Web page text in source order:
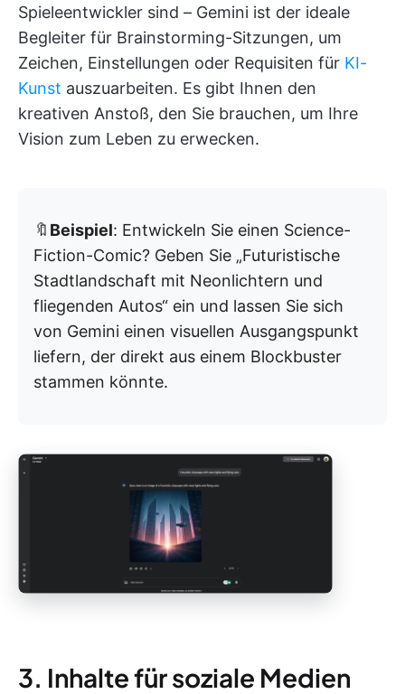
Spieleentwickler sind – Gemini ist der ideale
Begleiter für Brainstorming-Sitzungen, um
Zeichen, Einstellungen oder Requisiten für KI-
Kunst auszuarbeiten. Es gibt Ihnen den
kreativen Anstoß, den Sie brauchen, um Ihre
Vision zum Leben zu erwecken.
🔖 Beispiel: Entwickeln Sie einen Science-
Fiction-Comic? Geben Sie „Futuristische
Stadtlandschaft mit Neonlichtern und
fliegenden Autos“ ein und lassen Sie sich
von Gemini einen visuellen Ausgangspunkt
liefern, der direkt aus einem Blockbuster
stammen könnte.
3. Inhalte für soziale Medien